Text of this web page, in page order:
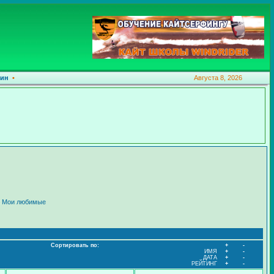
• Августа 8, 2026
Мои любимые
Сортировать по: +
-
ИМЯ
+
-
ДАТА
+
-
РЕЙТИНГ
+ -